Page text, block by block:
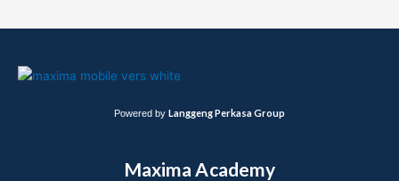
Powered by Langgeng Perkasa Group
Maxima Academy